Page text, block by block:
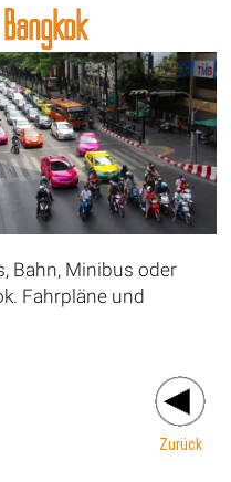
Bahn, Minibus oder
Fahrpläne und
Zurück